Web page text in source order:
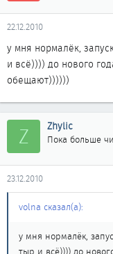
22.12.2010
у мня нормалёк,
и всё)))) до нового
обещают))))))
Z Zhylic
Пока больше
23.12.2010
volna сказал(а):
у мня нормалёк,